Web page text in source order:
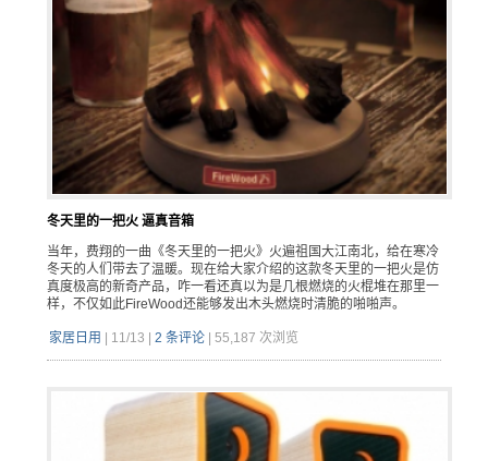
冬天里的一把火 逼真音箱
当年，费翔的一曲《冬天里的一把火》火遍祖国大江南北，给在寒冷
冬天的人们带去了温暖。现在给大家介绍的这款冬天里的一把火是仿
真度极高的新奇产品，咋一看还真以为是几根燃烧的火棍堆在那里一
样，不仅如此FireWood还能够发出木头燃烧时清脆的啪啪声。
家居日用 11/13 2 条评论| 55,187 次浏览